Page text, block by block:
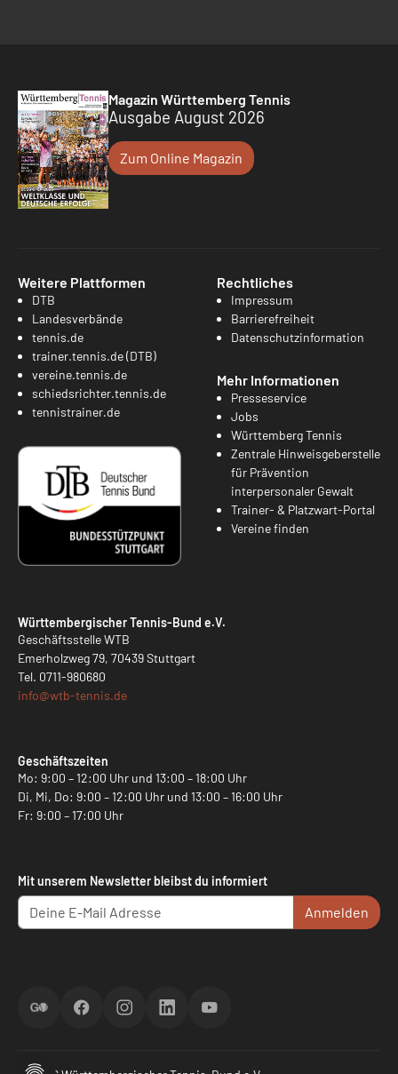
Magazin Württemberg Tennis
Ausgabe August 2026
Zum Online Magazin
Weitere Plattformen
DTB
Landesverbände
tennis.de
trainer.tennis.de (DTB)
vereine.tennis.de
schiedsrichter.tennis.de
tennistrainer.de
Rechtliches
Impressum
Barrierefreiheit
Datenschutzinformation
Mehr Informationen
Presseservice
Jobs
Württemberg Tennis
Zentrale Hinweisgeberstelle
für Prävention
interpersonaler Gewalt
Trainer- & Platzwart-Portal
Vereine finden
Württembergischer Tennis-Bund e.V.
Geschäftsstelle WTB
Emerholzweg 79, 70439 Stuttgart
Tel. 0711-980680
info@wtb-tennis.de
Geschäftszeiten
Mo: 9:00 – 12:00 Uhr und 13:00 – 18:00 Uhr
Di, Mi, Do: 9:00 – 12:00 Uhr und 13:00 – 16:00 Uhr
Fr: 9:00 – 17:00 Uhr
Mit unserem Newsletter bleibst du informiert
Anmelden
ScoreGOFacebookInstagramLinkedInYouTube